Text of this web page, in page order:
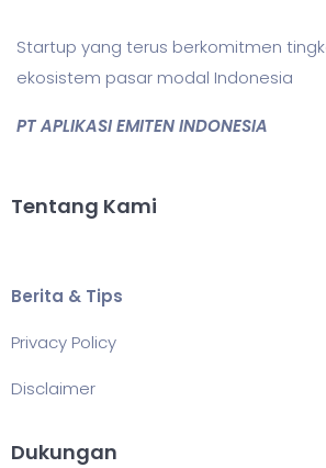
Startup yang terus berkomitmen
ekosistem pasar modal Indonesia
PT APLIKASI EMITEN INDONESIA
Tentang Kami
Berita & Tips
Privacy Policy
Disclaimer
Dukungan